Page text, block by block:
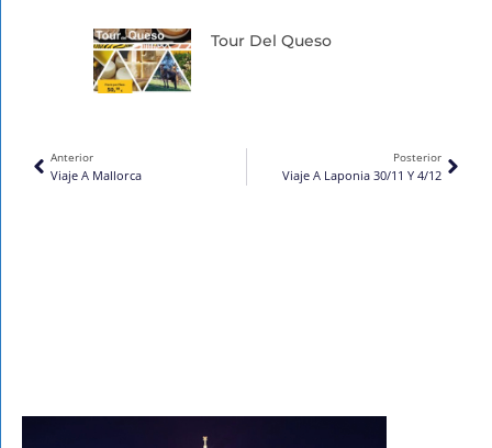
Tour Del Queso
Anterior
Viaje A Mallorca
Posterior
Viaje A Laponia 30/11 Y 4/12